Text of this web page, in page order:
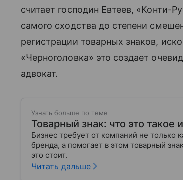
считает господин Евтеев, «Конти-
самого сходства до степени
регистрации товарных знаков,
«Черноголовка» это создает
адвокат.
Узнать больше по теме
Товарный знак: что это такое
Бизнес требует от компаний не только
бренда, а помогает в этом товарный
это стоит.
Читать дальше